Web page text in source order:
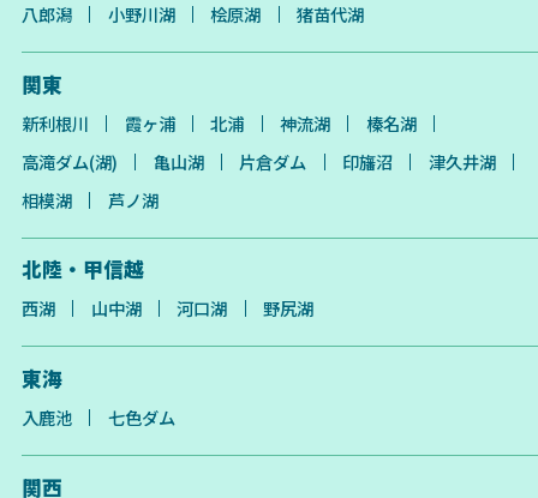
八郎潟 小野川湖 桧原湖 猪苗代湖
関東
新利根川 霞ヶ浦 北浦 神流湖
榛名湖
高滝ダム(湖)
亀山湖 片倉ダム 印旛沼
津久井湖
相模湖
芦ノ湖
北陸・甲信越
西湖 山中湖 河口湖 野尻湖
東海
入鹿池 七色ダム
関西